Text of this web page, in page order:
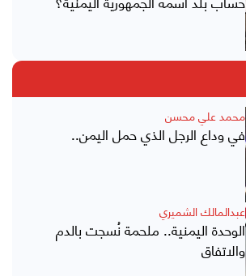
محمد علي محسن
في وداع الرجل الذي حمل اليمن..
عبدالمالك الشميري
الوحدة اليمنية.. ملحمة نُسجت بالدم
والاتفاق